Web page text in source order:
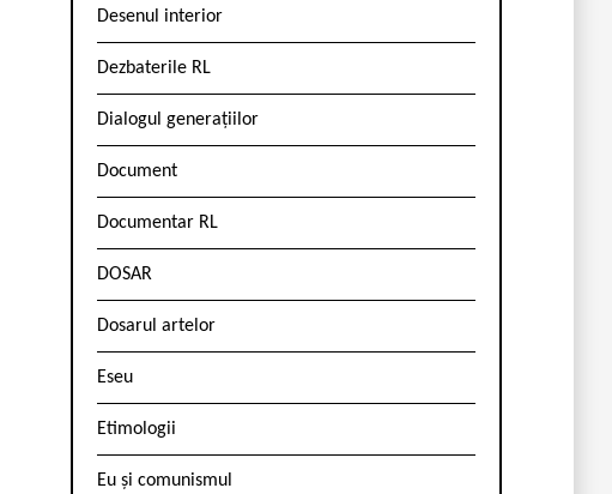
Desenul interior
Dezbaterile RL
Dialogul generațiilor
Document
Documentar RL
DOSAR
Dosarul artelor
Eseu
Etimologii
Eu și comunismul